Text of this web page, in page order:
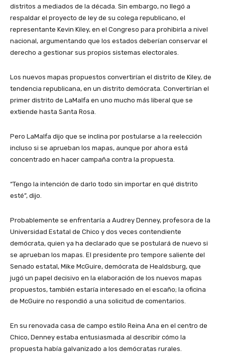
distritos a mediados de la década. Sin embargo, no llegó a
respaldar el proyecto de ley de su colega republicano, el
representante Kevin Kiley, en el Congreso para prohibirla a nivel
nacional, argumentando que los estados deberían conservar el
derecho a gestionar sus propios sistemas electorales.
Los nuevos mapas propuestos convertirían el distrito de Kiley, de
tendencia republicana, en un distrito demócrata. Convertirían el
primer distrito de LaMalfa en uno mucho más liberal que se
extiende hasta Santa Rosa.
Pero LaMalfa dijo que se inclina por postularse a la reelección
incluso si se aprueban los mapas, aunque por ahora está
concentrado en hacer campaña contra la propuesta.
“Tengo la intención de darlo todo sin importar en qué distrito
esté”, dijo.
Probablemente se enfrentaría a Audrey Denney, profesora de la
Universidad Estatal de Chico y dos veces contendiente
demócrata, quien ya ha declarado que se postulará de nuevo si
se aprueban los mapas. El presidente pro tempore saliente del
Senado estatal, Mike McGuire, demócrata de Healdsburg, que
jugó un papel decisivo en la elaboración de los nuevos mapas
propuestos, también estaría interesado en el escaño; la oficina
de McGuire no respondió a una solicitud de comentarios.
En su renovada casa de campo estilo Reina Ana en el centro de
Chico, Denney estaba entusiasmada al describir cómo la
propuesta había galvanizado a los demócratas rurales.